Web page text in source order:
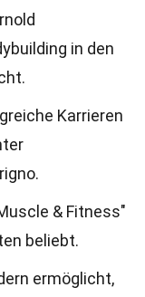
in den
Karrieren
& Fitness"
beliebt.
ermöglicht,